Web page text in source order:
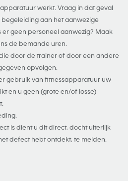
werkt. Vraag in dat geval
aan het aanwezige
er geen personeel aanwezig? Maak
de bemande uren.
door de trainer of door een andere
opvolgen.
gebruik van fitnessapparatuur uw
en u geen (grote en/of losse)
is dient u dit direct, docht uiterlijk
defect hebt ontdekt, te melden.